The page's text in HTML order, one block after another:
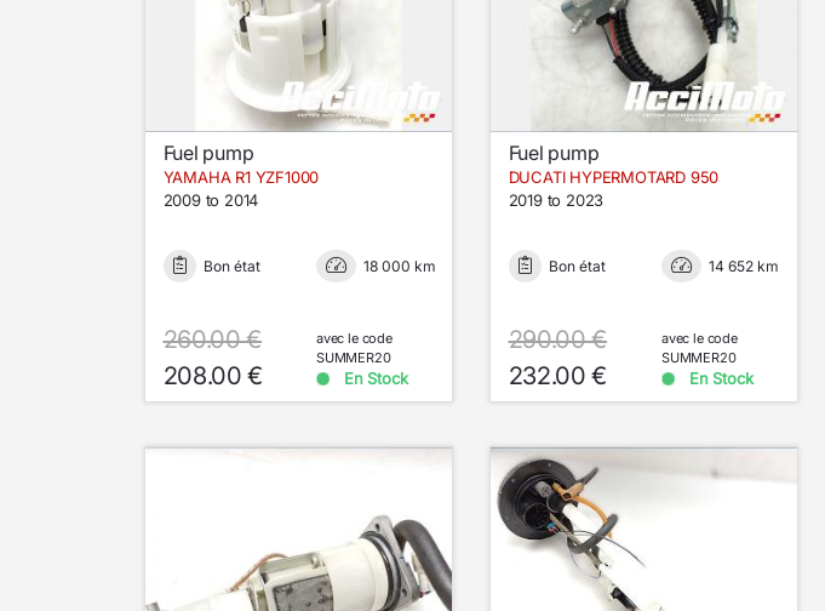
Fuel pump
YAMAHA R1 YZF1000
2009 to 2014
Bon état 18 000 km
260.00 €
208.00 €
avec le code
SUMMER20
En Stock
Fuel pump
DUCATI HYPERMOTARD 950
2019 to 2023
Bon état 14 652 km
290.00 €
232.00 €
avec le code
SUMMER20
En Stock